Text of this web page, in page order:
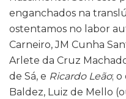
enganchados na
ostentamos no labor
Carneiro, JM Cunha
Arlete da Cruz
de Sá, e Ricardo Leão; o
Baldez, Luiz de Mello